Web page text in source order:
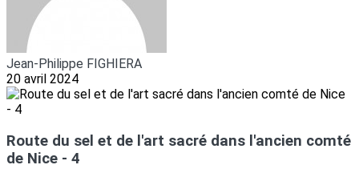
Jean-Philippe FIGHIERA
20 avril 2024
Route du sel et de l'art sacré dans l'ancien comté
de Nice - 4